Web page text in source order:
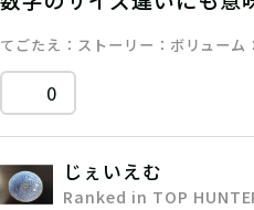
てごたえ ストーリー ボリューム
0
じぇいえむ
Ranked in TOP